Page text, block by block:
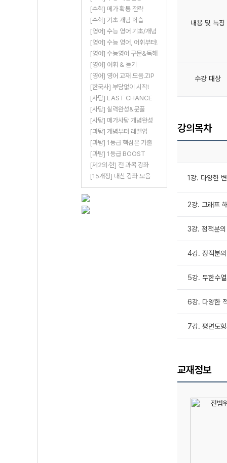
[수학] 메가 확통 전략
[수학] 기초 개념 학습
[영어] 수능 영어 기초/개념
[영어] 수능 영어, 어휘부터!
[영어] 수능영어 구문&독해
[영어] 어휘 & 듣기
[영어] 영어 교재 모음.ZIP
[한국사] 부담없이 시작!
[사탐] LAST CHANCE
[사탐] 실력완성&문풀
[사탐] 메가사탐 개념완성
[과탐] 개념부터 레벨업
[과탐] 1등급 핵심은 기출
[과탐] 1등급 BOOST
[제2외·한] 전 과목 강좌
[15개정] 내신 강좌 모음
내용 및 특징
수강 대상
강의목차
1강. 다양한
2강. 그래프
3강. 정적분
4강. 정적분
5강. 무한수
6강. 다양한
7강. 평면도
교재정보